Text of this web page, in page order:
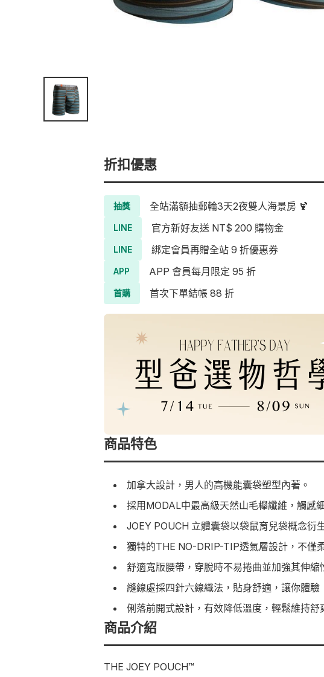
折扣優惠
抽獎 全站滿額抽郵輪3天2夜雙人海景房 🍹
LINE 官方新好友送 NT$ 200 購物金
LINE 綁定會員再贈全站 9 折優惠券
APP APP 會員每月限定 95 折
首購 首次下單結帳 88 折
商品特色
加拿大設計，男人的高機能囊袋塑型內著。
採用MODAL中最高級天然山毛欅纖維，觸感
JOEY POUCH 立體囊袋以袋鼠育兒袋概念衍
獨特的THE NO-DRIP-TIP透氣層設計，不僅
舒適寬版腰帶，穿脫時不易捲曲並加強其伸
縫線處採四針六線織法，貼身舒適，讓你體驗
俐落前開式設計，有效降低溫度，輕鬆維持舒
商品介紹
THE JOEY POUCH™